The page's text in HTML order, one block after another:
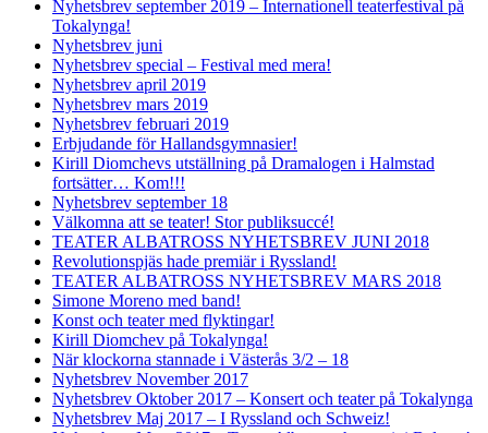
Nyhetsbrev september 2019 – Internationell teaterfestival på
Tokalynga!
Nyhetsbrev juni
Nyhetsbrev special – Festival med mera!
Nyhetsbrev april 2019
Nyhetsbrev mars 2019
Nyhetsbrev februari 2019
Erbjudande för Hallandsgymnasier!
Kirill Diomchevs utställning på Dramalogen i Halmstad
fortsätter… Kom!!!
Nyhetsbrev september 18
Välkomna att se teater! Stor publiksuccé!
TEATER ALBATROSS NYHETSBREV JUNI 2018
Revolutionspjäs hade premiär i Ryssland!
TEATER ALBATROSS NYHETSBREV MARS 2018
Simone Moreno med band!
Konst och teater med flyktingar!
Kirill Diomchev på Tokalynga!
När klockorna stannade i Västerås 3/2 – 18
Nyhetsbrev November 2017
Nyhetsbrev Oktober 2017 – Konsert och teater på Tokalynga
Nyhetsbrev Maj 2017 – I Ryssland och Schweiz!